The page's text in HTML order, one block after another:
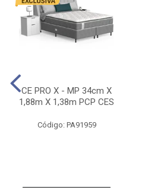
CE PRO X - MP 34cm X
1,88m X 1,38m PCP CES
Código: PA91959